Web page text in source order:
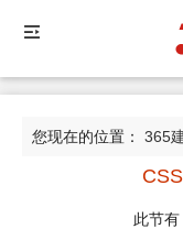
您现在的位置： 365
此节有